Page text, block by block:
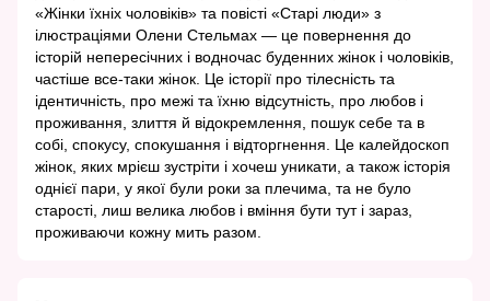
«Жінки їхніх чоловіків» та повісті «Старі люди» з
ілюстраціями Олени Стельмах — це повернення до
історій непересічних і водночас буденних жінок і чоловіків,
частіше все-таки жінок. Це історії про тілесність та
ідентичність, про межі та їхню відсутність, про любов і
проживання, злиття й відокремлення, пошук себе та в
собі, спокусу, спокушання і відторгнення. Це калейдоскоп
жінок, яких мрієш зустріти і хочеш уникати, а також історія
однієї пари, у якої були роки за плечима, та не було
старості, лиш велика любов і вміння бути тут і зараз,
проживаючи кожну мить разом.